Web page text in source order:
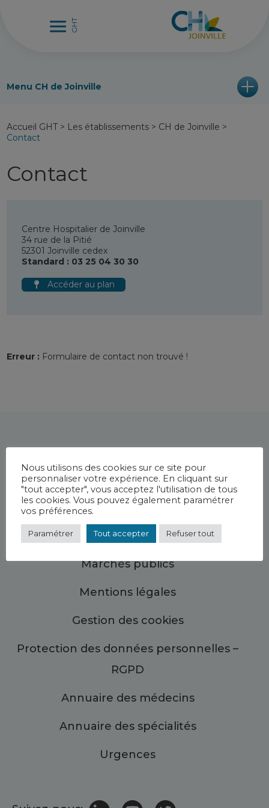
Menu CH de Joinville
Accueil GHT> Les établissements > CH de Joinville >
Contact
Contact
Centre Hospitalier de Joinville
34 rue de la Pitié
52301 Joinville cedex
Standard : 03 25 04 30 30
Accéder au plan
Erreur : Formulaire de contact non trouvé !
Plan du site
Marchés publics
Mentions légales
Gestion des cookies
Protection des données personnelles –
RGPD
Annuaire des médecins
Annuaire des spécialités
Urgences
Nous utilisons des cookies sur ce site pour
personnaliser votre expérience. En cliquant sur
"tout accepter", vous acceptez l'utilisation de tous
les cookies. Vous pouvez également paramétrer
vos préférences.
Paramétrer Tout accepter Refuser tout